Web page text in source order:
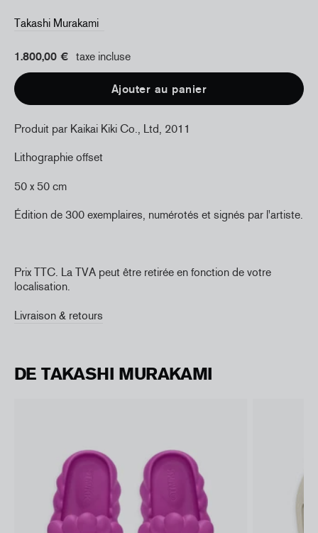
Takashi Murakami
1.800,00 € taxe incluse
Ajouter au panier
Produit par Kaikai Kiki Co., Ltd, 2011
Lithographie offset
50 x 50 cm
Édition de 300 exemplaires, numérotés et signés par l'artiste.
Prix TTC. La TVA peut être retirée en fonction de votre
localisation.
Livraison & retours
DE TAKASHI MURAKAMI